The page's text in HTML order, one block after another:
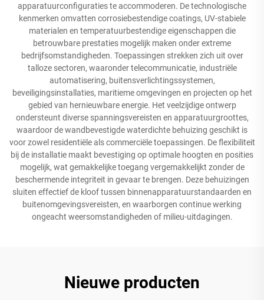
apparatuurconfiguraties te accommoderen. De technologische
kenmerken omvatten corrosiebestendige coatings, UV-stabiele
materialen en temperatuurbestendige eigenschappen die
betrouwbare prestaties mogelijk maken onder extreme
bedrijfsomstandigheden. Toepassingen strekken zich uit over
talloze sectoren, waaronder telecommunicatie, industriële
automatisering, buitensverlichtingssystemen,
beveiligingsinstallaties, maritieme omgevingen en projecten op het
gebied van hernieuwbare energie. Het veelzijdige ontwerp
ondersteunt diverse spanningsvereisten en apparatuurgroottes,
waardoor de wandbevestigde waterdichte behuizing geschikt is
voor zowel residentiële als commerciële toepassingen. De flexibiliteit
bij de installatie maakt bevestiging op optimale hoogten en posities
mogelijk, wat gemakkelijke toegang vergemakkelijkt zonder de
beschermende integriteit in gevaar te brengen. Deze behuizingen
sluiten effectief de kloof tussen binnenapparatuurstandaarden en
buitenomgevingsvereisten, en waarborgen continue werking
ongeacht weersomstandigheden of milieu-uitdagingen.
Nieuwe producten